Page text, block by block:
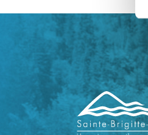
Navigation
de